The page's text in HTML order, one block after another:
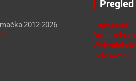
2012-2026
Pregled
Impressum